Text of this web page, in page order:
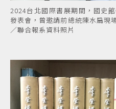
2024台北國際書展期間，國史
發表會，曾邀請前總統陳水扁現
／聯合報系資料照片